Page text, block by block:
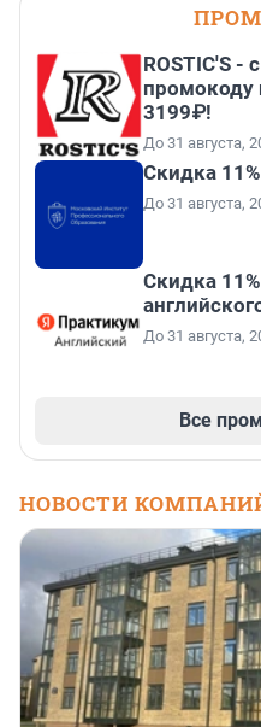
ROSTIC'S -
промокоду
3199₽!
До 31 августа,
Скидка
До 31 августа,
Скидка
До 31 августа,
Все
НОВОСТИ